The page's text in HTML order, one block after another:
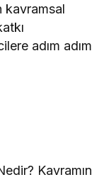
kavramsal
adım adım
Kavramın